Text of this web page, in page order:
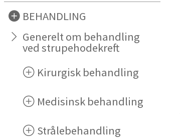
BEHANDLING
Generelt om behandling
ved strupehodekreft
Kirurgisk behandling
Medisinsk behandling
Strålebehandling